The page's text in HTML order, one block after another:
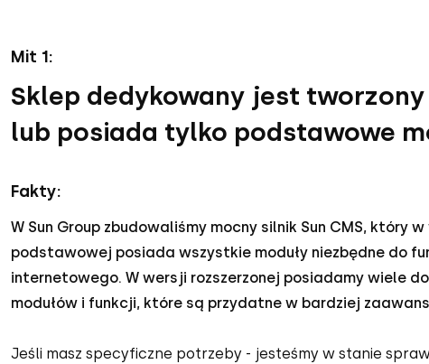
Mit 1:
Sklep dedykowany jest tworzony
lub posiada tylko podstawowe
Fakty:
W Sun Group zbudowaliśmy mocny silnik Sun CMS, który
podstawowej posiada wszystkie moduły niezbędne do
internetowego. W wersji rozszerzonej posiadamy wiele
modułów i funkcji, które są przydatne w bardziej
Jeśli masz specyficzne potrzeby - jesteśmy w stanie